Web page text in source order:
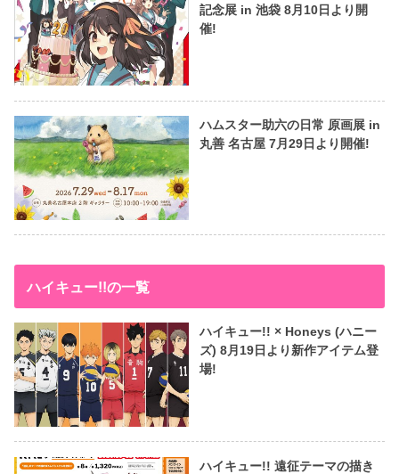
記念展 in 池袋 8月10日より開
催!
ハムスター助六の日常 原画展 in
丸善 名古屋 7月29日より開催!
ハイキュー!!の一覧
ハイキュー!! × Honeys (ハニー
ズ) 8月19日より新作アイテム登
場!
ハイキュー!! 遠征テーマの描き